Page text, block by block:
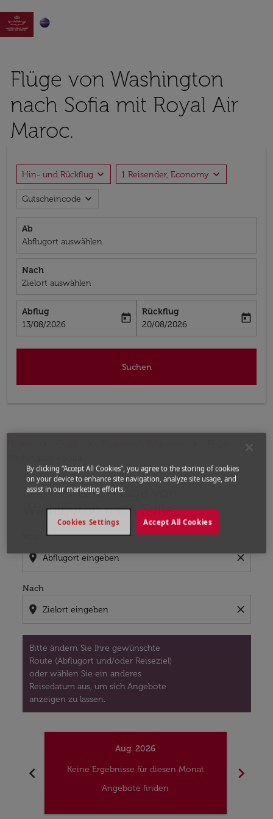

Flüge von Washington
nach Sofia mit Royal Air
Maroc.
Hin- und Rückflug expand_more 1 Reisender, Economy expand_more
Gutscheincode expand_more
Ab
Abflugort auswählen
Nach
Zielort auswählen
Abflug
fc-booking-departure-date-aria-label
13/08/2026
today
Rückflug
fc-booking-return-date-aria-label
20/08/2026
today
Suchen
Die nächsten Flüge von
Washington nach Sofia
location_on close
Nach
location_on close
Bitte ändern Sie Ihre gewünschte
Route (Abflugort und/oder Reiseziel)
oder wählen Sie ein anderes
Reisedatum aus, um sich Angebote
anzeigen zu lassen.
Bitte ändern Sie Ihre gewünschte Route (Abflugort
chevron_left
Aug. 2026
Keine Ergebnisse für diesen Monat
Angebote finden
chevron_right
By clicking “Accept All Cookies”, you agree to the storing of cookies
on your device to enhance site navigation, analyze site usage, and
assist in our marketing efforts.
Accept All Cookies
Cookies Settings